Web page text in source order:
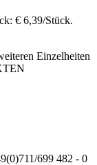
€ 6,39/Stück.
Einzelheiten
699 482 - 0